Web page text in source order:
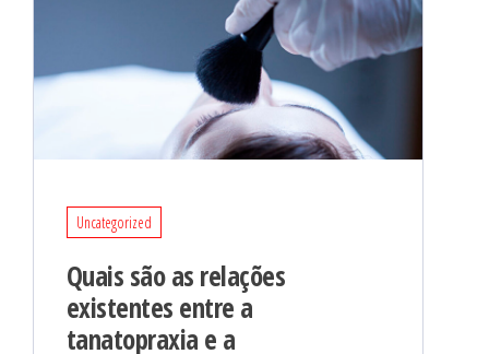
Uncategorized
Quais são as relações
existentes entre a
tanatopraxia e a